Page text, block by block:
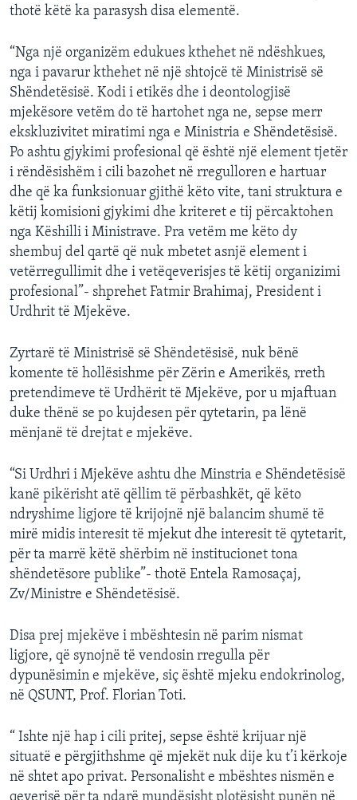
thotë këtë ka parasysh disa elementë.
“Nga një organizëm edukues kthehet në ndëshkues,
nga i pavarur kthehet në një shtojcë të Ministrisë së
Shëndetësisë. Kodi i etikës dhe i deontologjisë
mjekësore vetëm do të hartohet nga ne, sepse merr
ekskluzivitet miratimi nga e Ministria e Shëndetësisë.
Po ashtu gjykimi profesional që është një element tjetër
i rëndësishëm i cili bazohet në rregulloren e hartuar
dhe që ka funksionuar gjithë këto vite, tani struktura e
këtij komisioni gjykimi dhe kriteret e tij përcaktohen
nga Këshilli i Ministrave. Pra vetëm me këto dy
shembuj del qartë që nuk mbetet asnjë element i
vetërregullimit dhe i vetëqeverisjes të këtij organizimi
profesional”- shprehet Fatmir Brahimaj, President i
Urdhrit të Mjekëve.
Zyrtarë të Ministrisë së Shëndetësisë, nuk bënë
komente të hollësishme për Zërin e Amerikës, rreth
pretendimeve të Urdhërit të Mjekëve, por u mjaftuan
duke thënë se po kujdesen për qytetarin, pa lënë
mënjanë të drejtat e mjekëve.
“Si Urdhri i Mjekëve ashtu dhe Minstria e Shëndetësisë
kanë pikërisht atë qëllim të përbashkët, që këto
ndryshime ligjore të krijojnë një balancim shumë të
mirë midis interesit të mjekut dhe interesit të qytetarit,
për ta marrë këtë shërbim në institucionet tona
shëndetësore publike”- thotë Entela Ramosaçaj,
Zv/Ministre e Shëndetësisë.
Disa prej mjekëve i mbështesin në parim nismat
ligjore, që synojnë të vendosin rregulla për
dypunësimin e mjekëve, siç është mjeku endokrinolog,
në QSUNT, Prof. Florian Toti.
“ Ishte një hap i cili pritej, sepse është krijuar një
situatë e përgjithshme që mjekët nuk dije ku t’i kërkoje
në shtet apo privat. Personalisht e mbështes nismën e